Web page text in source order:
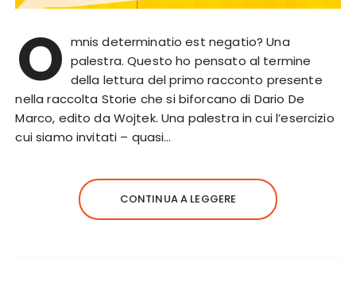
O mnis determinatio est negatio? Una
palestra. Questo ho pensato al termine
della lettura del primo racconto presente
nella raccolta Storie che si biforcano di Dario De
Marco, edito da Wojtek. Una palestra in cui l’esercizio
cui siamo invitati – quasi…
CONTINUA A LEGGERE